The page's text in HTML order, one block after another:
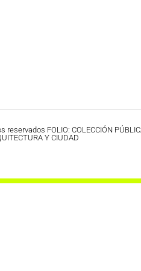
reservados FOLIO: COLECCIÓN
Y CIUDAD